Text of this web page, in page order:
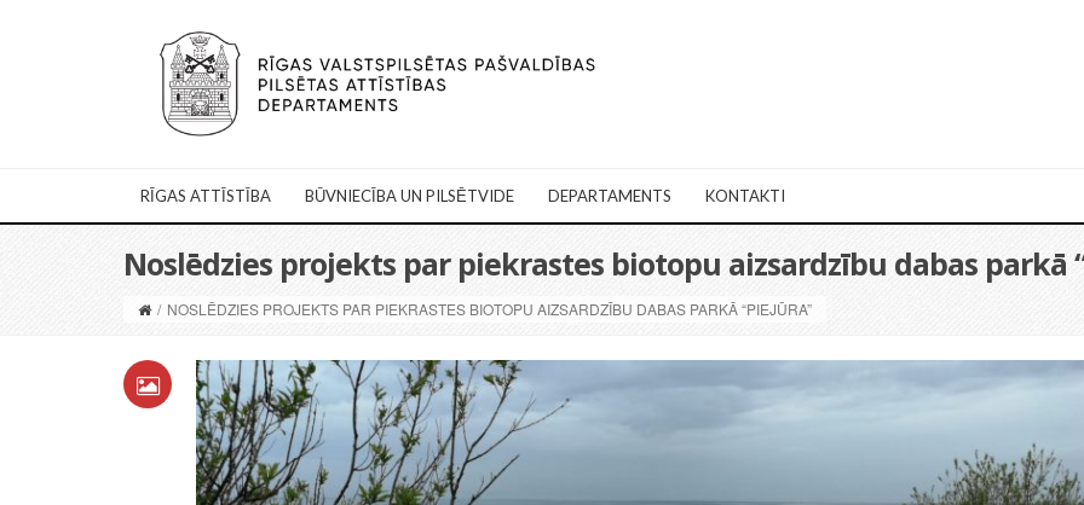
RĪGAS ATTĪSTĪBA BŪVNIECĪBA UN PILSĒTVIDE DEPARTAMENTS KONTAKTI
Noslēdzies projekts par piekrastes biotopu aizsardzību dabas parkā
/ NOSLĒDZIES PROJEKTS PAR PIEKRASTES BIOTOPU AIZSARDZĪBU DABAS PARKĀ “PIEJŪRA”